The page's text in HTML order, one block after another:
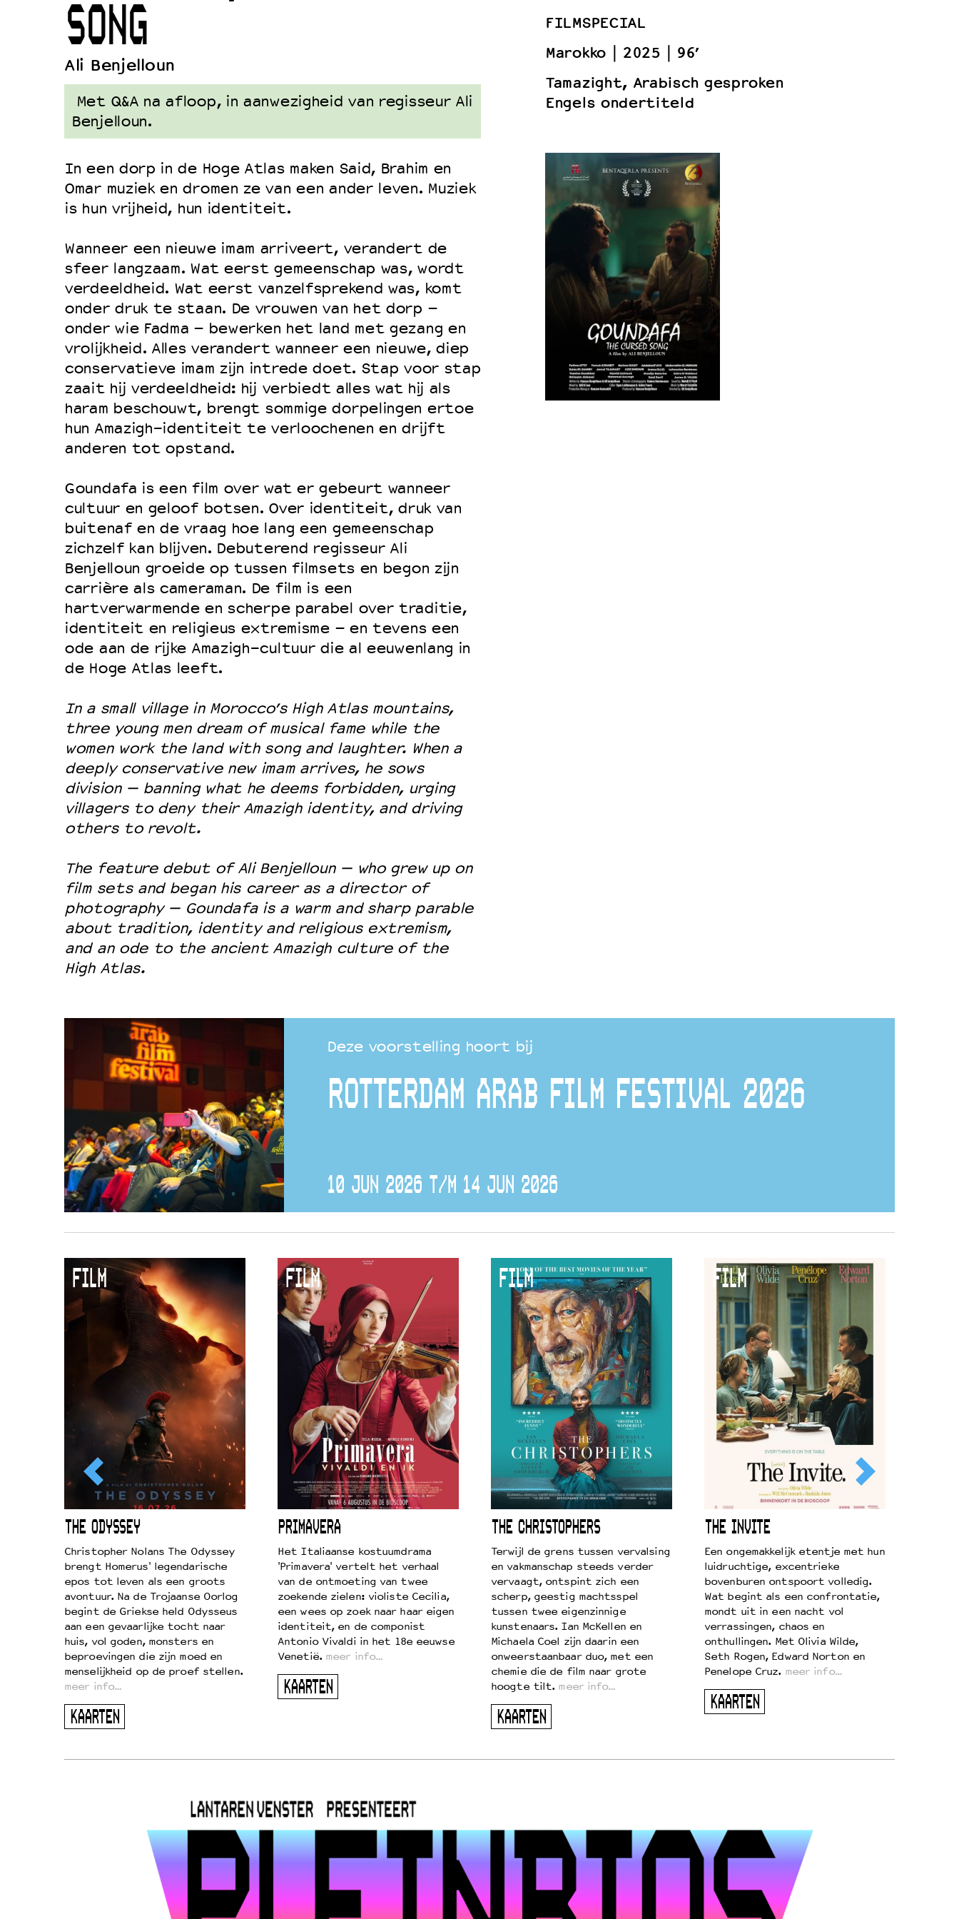
Duurzaamheid
Culturele boycot Israël
Ruimte voor artistieke vrijheid – VNPF
SONG
Ali Benjelloun
Met Q&A na afloop, in aanwezigheid van regisseur Ali
Benjelloun.
In een dorp in de Hoge Atlas maken Said, Brahim en
Omar muziek en dromen ze van een ander leven. Muziek
is hun vrijheid, hun identiteit.
Wanneer een nieuwe imam arriveert, verandert de
sfeer langzaam. Wat eerst gemeenschap was, wordt
verdeeldheid. Wat eerst vanzelfsprekend was, komt
onder druk te staan. De vrouwen van het dorp –
onder wie Fadma – bewerken het land met gezang en
vrolijkheid. Alles verandert wanneer een nieuwe, diep
conservatieve imam zijn intrede doet. Stap voor stap
zaait hij verdeeldheid: hij verbiedt alles wat hij als
haram beschouwt, brengt sommige dorpelingen ertoe
hun Amazigh-identiteit te verloochenen en drijft
anderen tot opstand.
Goundafa is een film over wat er gebeurt wanneer
cultuur en geloof botsen. Over identiteit, druk van
buitenaf en de vraag hoe lang een gemeenschap
zichzelf kan blijven. Debuterend regisseur Ali
Benjelloun groeide op tussen filmsets en begon zijn
carrière als cameraman. De film is een
hartverwarmende en scherpe parabel over traditie,
identiteit en religieus extremisme – en tevens een
ode aan de rijke Amazigh-cultuur die al eeuwenlang in
de Hoge Atlas leeft.
In a small village in Morocco’s High Atlas mountains,
three young men dream of musical fame while the
women work the land with song and laughter. When a
deeply conservative new imam arrives, he sows
division — banning what he deems forbidden, urging
villagers to deny their Amazigh identity, and driving
others to revolt.
The feature debut of Ali Benjelloun — who grew up on
film sets and began his career as a director of
photography — Goundafa is a warm and sharp parable
about tradition, identity and religious extremism,
and an ode to the ancient Amazigh culture of the
High Atlas.
FILMSPECIAL
Marokko
2025
96’
Tamazight, Arabisch gesproken
Engels ondertiteld
Deze voorstelling hoort bij
ROTTERDAM ARAB FILM FESTIVAL 2026
10 JUN 2026 T/M 14 JUN 2026
FILM
THE ODYSSEY
Christopher Nolans The Odyssey
brengt Homerus' legendarische
epos tot leven als een groots
avontuur. Na de Trojaanse Oorlog
begint de Griekse held Odysseus
aan een gevaarlijke tocht naar
huis, vol goden, monsters en
beproevingen die zijn moed en
menselijkheid op de proef stellen.
meer info…
KAARTEN
FILM
PRIMAVERA
Het Italiaanse kostuumdrama
'Primavera' vertelt het verhaal
van de ontmoeting van twee
zoekende zielen: violiste Cecilia,
een wees op zoek naar haar eigen
identiteit, en de componist
Antonio Vivaldi in het 18e eeuwse
Venetië. meer info…
KAARTEN
FILM
THE CHRISTOPHERS
Terwijl de grens tussen vervalsing
en vakmanschap steeds verder
vervaagt, ontspint zich een
scherp, geestig machtsspel
tussen twee eigenzinnige
kunstenaars. Ian McKellen en
Michaela Coel zijn daarin een
onweerstaanbaar duo, met een
chemie die de film naar grote
hoogte tilt. meer info…
KAARTEN
FILM
THE INVITE
Een ongemakkelijk etentje met hun
luidruchtige, excentrieke
bovenburen ontspoort volledig.
Wat begint als een confrontatie,
mondt uit in een nacht vol
verrassingen, chaos en
onthullingen. Met Olivia Wilde,
Seth Rogen, Edward Norton en
Penelope Cruz. meer info…
KAARTEN